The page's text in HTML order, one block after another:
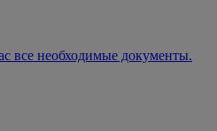
все необходимые документы.